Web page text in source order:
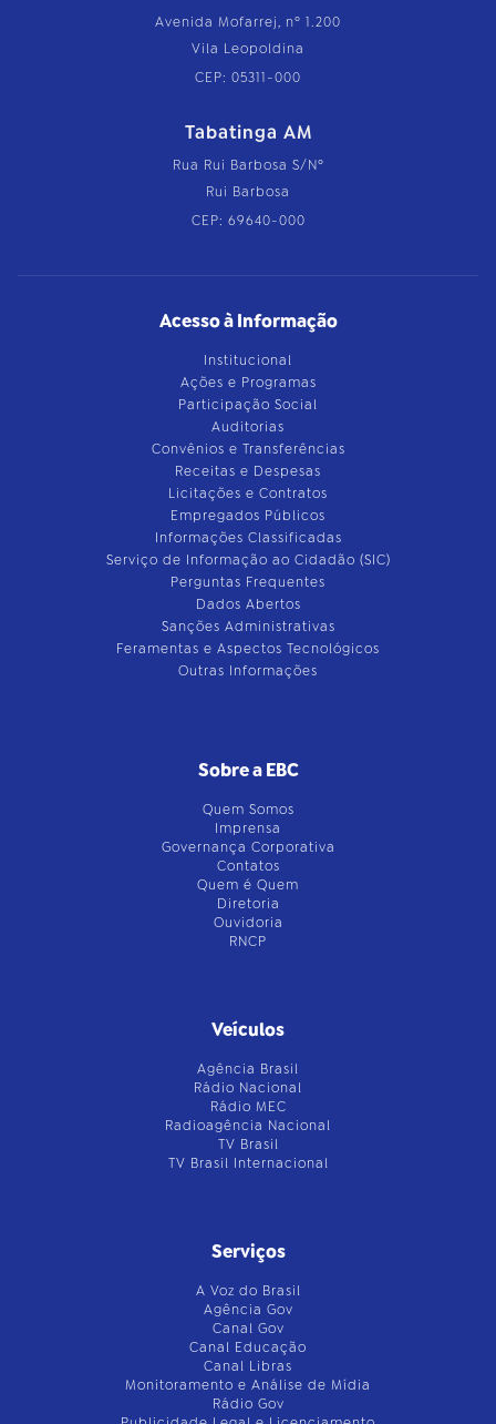
Avenida Mofarrej, nº 1.200
Vila Leopoldina
CEP: 05311-000
Tabatinga AM
Rua Rui Barbosa S/Nº
Rui Barbosa
CEP: 69640-000
Acesso à Informação
Institucional
Ações e Programas
Participação Social
Auditorias
Convênios e Transferências
Receitas e Despesas
Licitações e Contratos
Empregados Públicos
Informações Classificadas
Serviço de Informação ao Cidadão (SIC)
Perguntas Frequentes
Dados Abertos
Sanções Administrativas
Feramentas e Aspectos Tecnológicos
Outras Informações
Sobre a EBC
Quem Somos
Imprensa
Governança Corporativa
Contatos
Quem é Quem
Diretoria
Ouvidoria
RNCP
Veículos
Agência Brasil
Rádio Nacional
Rádio MEC
Radioagência Nacional
TV Brasil
TV Brasil Internacional
Serviços
A Voz do Brasil
Agência Gov
Canal Gov
Canal Educação
Canal Libras
Monitoramento e Análise de Mídia
Rádio Gov